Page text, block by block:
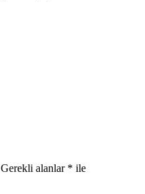
Gerekli alanlar * ile